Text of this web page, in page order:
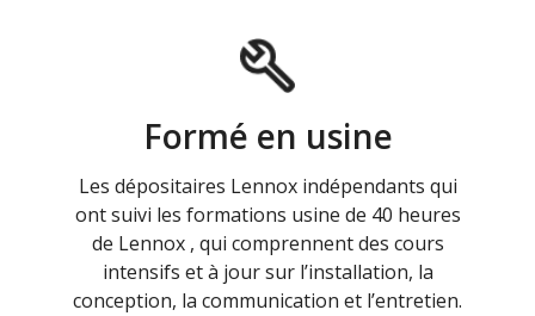
Formé en usine
Les dépositaires Lennox indépendants qui
ont suivi les formations usine de 40 heures
de Lennox , qui comprennent des cours
intensifs et à jour sur l’installation, la
conception, la communication et l’entretien.